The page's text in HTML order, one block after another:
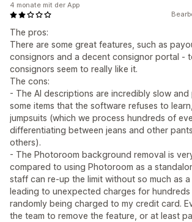
The pros:
There are some great features, such as
consignors and a decent consignor portal -
consignors seem to really like it.
The cons:
- The AI descriptions are incredibly slow
some items that the software refuses to
jumpsuits (which we process hundreds of
differentiating between jeans and other
others).
- The Photoroom background removal is
compared to using Photoroom as a
staff can re-up the limit without so much as
leading to unexpected charges for
randomly being charged to my credit card.
the team to remove the feature, or at least
4 monate mit der App